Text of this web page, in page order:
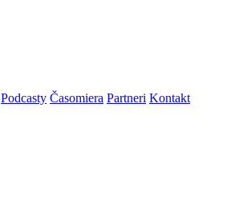
Podcasty Časomiera Partneri Kontakt